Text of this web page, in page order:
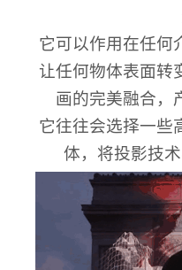
它可以作用在任何
让任何物体表面转
画的完美融合，
它往往会选择一些
体，将投影技